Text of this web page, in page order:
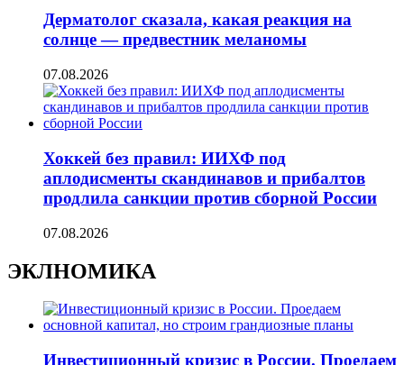
Дерматолог сказала, какая реакция на
солнце — предвестник меланомы
07.08.2026
Хоккей без правил: ИИХФ под
аплодисменты скандинавов и прибалтов
продлила санкции против сборной России
07.08.2026
ЭКЛНОМИКА
Инвестиционный кризис в России. Проедаем